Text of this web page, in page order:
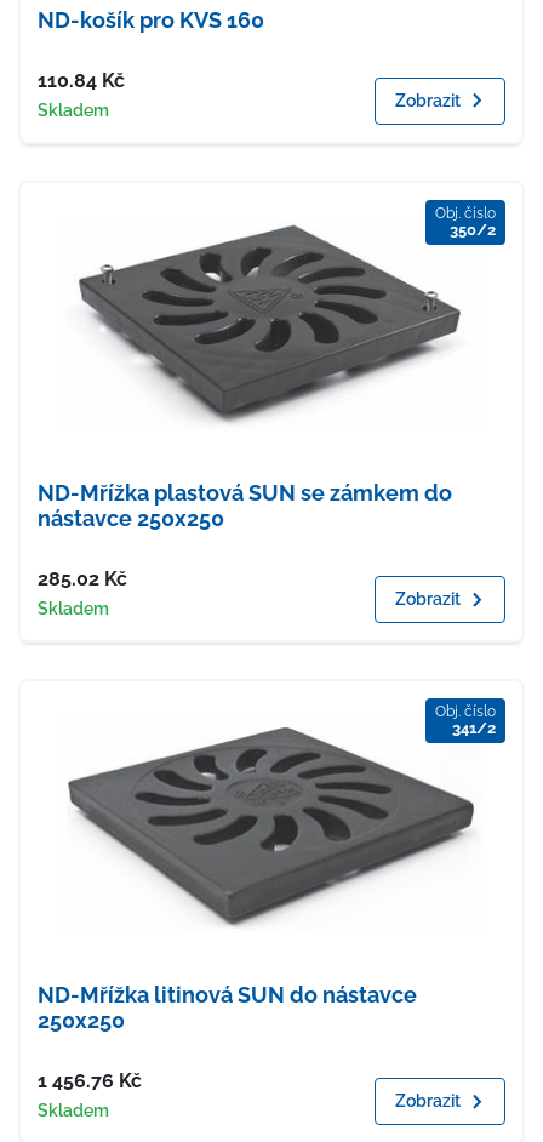
ND-košík pro KVS 160
Cena
110.84 Kč
Dostupnost
Skladem Zobrazit
Obj. číslo
350/2
ND-Mřížka plastová SUN se zámkem do
nástavce 250x250
Cena
285.02 Kč
Dostupnost
Skladem Zobrazit
Obj. číslo
341/2
ND-Mřížka litinová SUN do nástavce
250x250
Cena
1 456.76 Kč
Dostupnost
Skladem Zobrazit